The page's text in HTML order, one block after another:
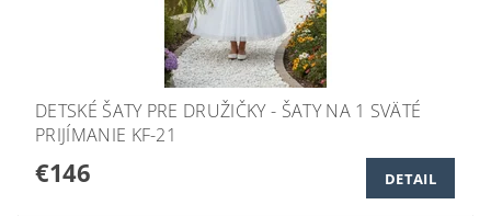
DETSKÉ ŠATY PRE DRUŽIČKY - ŠATY NA 1 SVÄTÉ
PRIJÍMANIE KF-21
€146 DETAIL